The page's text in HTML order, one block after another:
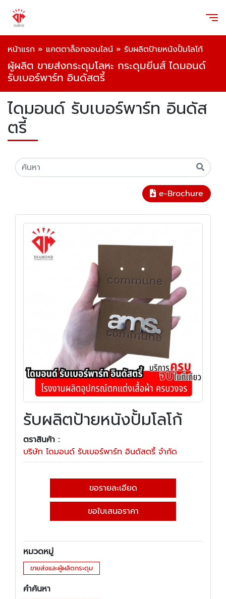
หน้าแรก » แคตตาล็อกออนไลน์ » รับผลิตป้ายหนังปั้มโลโก้
ผู้ผลิต ขายส่งกระดุมโลหะ กระดุมยีนส์ ไดมอนด์
รับเบอร์พาร์ท อินดัสตรี้
ไดมอนด์ รับเบอร์พาร์ท อินดัส
ตรี้
e-Brochure
รับผลิตป้ายหนังปั้มโลโก้
ตราสินค้า :
บริษัท ไดมอนด์ รับเบอร์พาร์ท อินดัสตรี้ จำกัด
ขอรายละเอียด
ขอใบเสนอราคา
หมวดหมู่
ขายส่งและผู้ผลิตกระดุม
คำค้นหา